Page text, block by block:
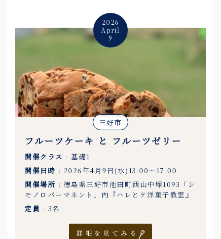
2026
April
9
三好市
フルーツケーキ と フルーツゼリー
開催クラス : 基礎1
開催日時 : 2026年4月9日(水)13:00〜17:00
開催場所 : 徳島県三好市池田町西山中塚1093「シ
モノロパーマネント」内『ハレとケ洋菓子教室』
定員 : 3名
詳細を見てみる